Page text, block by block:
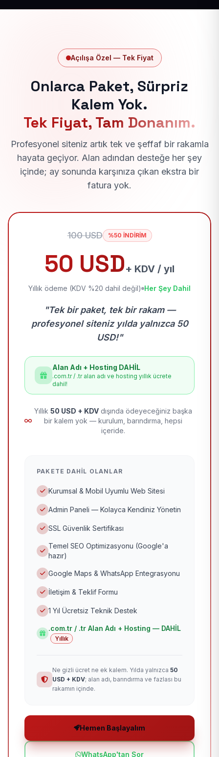
Açılışa Özel — Tek Fiyat
Onlarca Paket, Sürpriz
Kalem Yok.
Tek Fiyat, Tam Donanım.
Profesyonel siteniz artık tek ve şeffaf bir rakamla
hayata geçiyor. Alan adından desteğe her şey
içinde; ay sonunda karşınıza çıkan ekstra bir
fatura yok.
100 USD %50 İNDİRİM
50 USD+ KDV / yıl
Yıllık ödeme (KDV %20 dahil değil) Her Şey Dahil
"Tek bir paket, tek bir rakam —
profesyonel siteniz yılda yalnızca 50
USD!"
Alan Adı + Hosting DAHİL
.com.tr / .tr alan adı ve hosting yıllık ücrete
dahil!
Yıllık 50 USD + KDV dışında ödeyeceğiniz başka
bir kalem yok — kurulum, barındırma, hepsi
içeride.
PAKETE DAHIL OLANLAR
Kurumsal & Mobil Uyumlu Web Sitesi
Admin Paneli — Kolayca Kendiniz Yönetin
SSL Güvenlik Sertifikası
Temel SEO Optimizasyonu (Google'a
hazır)
Google Maps & WhatsApp Entegrasyonu
İletişim & Teklif Formu
1 Yıl Ücretsiz Teknik Destek
.com.tr / .tr Alan Adı + Hosting — DAHİL
Yıllık
Ne gizli ücret ne ek kalem. Yılda yalnızca 50
USD + KDV; alan adı, barındırma ve fazlası bu
rakamın içinde.
Hemen Başlayalım
WhatsApp'tan Sor